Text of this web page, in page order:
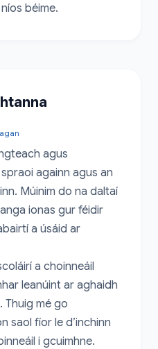
béime.
agus
againn agus an
Múinim do na daltaí
ionas gur féidir
a úsáid ar
a choinneáil
leanúint ar aghaidh
Thuig mé go
saol fíor le d’inchinn
i gcuimhne.